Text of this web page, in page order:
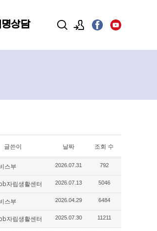
상담
글쓴이 날짜 조회 수
스부 2026.07.31 792
자립생활센터 2026.07.13 5046
스부 2026.04.29 6484
자립생활센터 2025.07.30 11211